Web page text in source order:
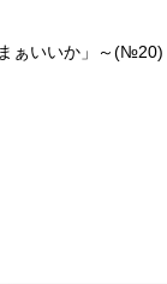
ぁいいか」～(№20)